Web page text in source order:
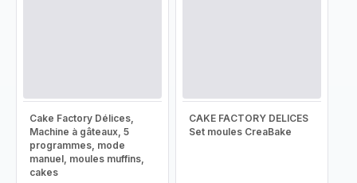
Cake Factory Délices,
Machine à gâteaux, 5
programmes, mode
manuel, moules muffins,
cakes
CAKE FACTORY DELICES
Set moules CreaBake